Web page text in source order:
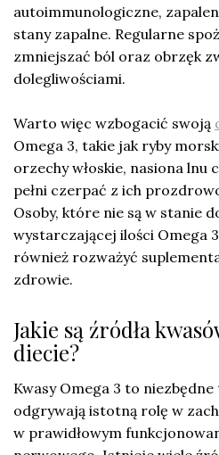
autoimmunologiczne,
stany zapalne. Regularne
zmniejszać ból oraz obrzęk
dolegliwościami.
Warto więc wzbogacić swoją
Omega 3, takie jak ryby
orzechy włoskie, nasiona lnu
pełni czerpać z ich
Osoby, które nie są w stanie
wystarczającej ilości Omega
również rozważyć
zdrowie.
Jakie są źródła
diecie?
Kwasy Omega 3 to
odgrywają istotną rolę w
w prawidłowym